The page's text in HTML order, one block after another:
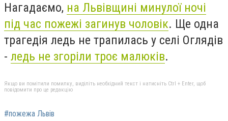
Нагадаємо, на Львівщині минулої ночі
під час пожежі загинув чоловік. Ще одна
трагедія ледь не трапилась у селі Оглядів
- ледь не згоріли троє малюків.
Якщо ви помітили помилку, виділіть необхідний текст і натисніть Ctrl + Enter, щоб
повідомити про це редакцію
#пожежа Львів